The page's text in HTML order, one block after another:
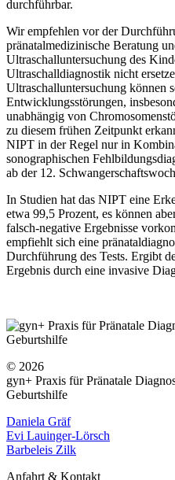
durchführbar.
Wir empfehlen vor der
pränatalmedizinische Beratung
Ultraschalluntersuchung des
Ultraschalldiagnostik nicht
Ultraschalluntersuchung können
Entwicklungsstörungen,
unabhängig von
zu diesem frühen Zeitpunkt
NIPT in der Regel nur in
sonographischen
ab der 12.
In Studien hat das NIPT eine
etwa 99,5 Prozent, es können
falsch-negative Ergebnisse
empfiehlt sich eine
Durchführung des Tests. Ergibt
Ergebnis durch eine invasive
© 2026
gyn+ Praxis für Pränatale
Geburtshilfe
Daniela Gräf
Evi Lauinger-Lörsch
Barbeleis Zilk
Anfahrt & Kontakt